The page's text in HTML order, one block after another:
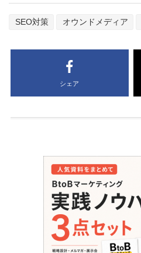
SEO対策 オウンドメディア
シェア